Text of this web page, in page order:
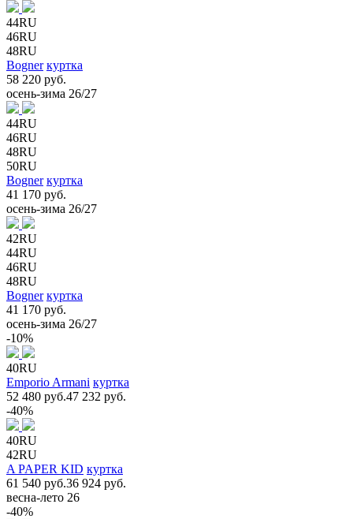
44RU
46RU
48RU
Bogner куртка
58 220 руб.
осень-зима 26/27
44RU
46RU
48RU
50RU
Bogner куртка
41 170 руб.
осень-зима 26/27
42RU
44RU
46RU
48RU
Bogner куртка
41 170 руб.
осень-зима 26/27
-10%
40RU
Emporio Armani куртка
52 480 руб.47 232 руб.
-40%
40RU
42RU
A PAPER KID куртка
61 540 руб.36 924 руб.
весна-лето 26
-40%